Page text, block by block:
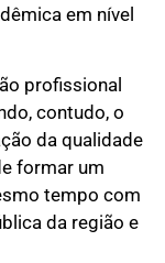
em nível
profissional
contudo, o
da qualidade
formar um
tempo com
da região e